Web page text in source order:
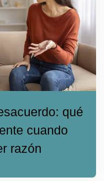
qué
cuando
razón